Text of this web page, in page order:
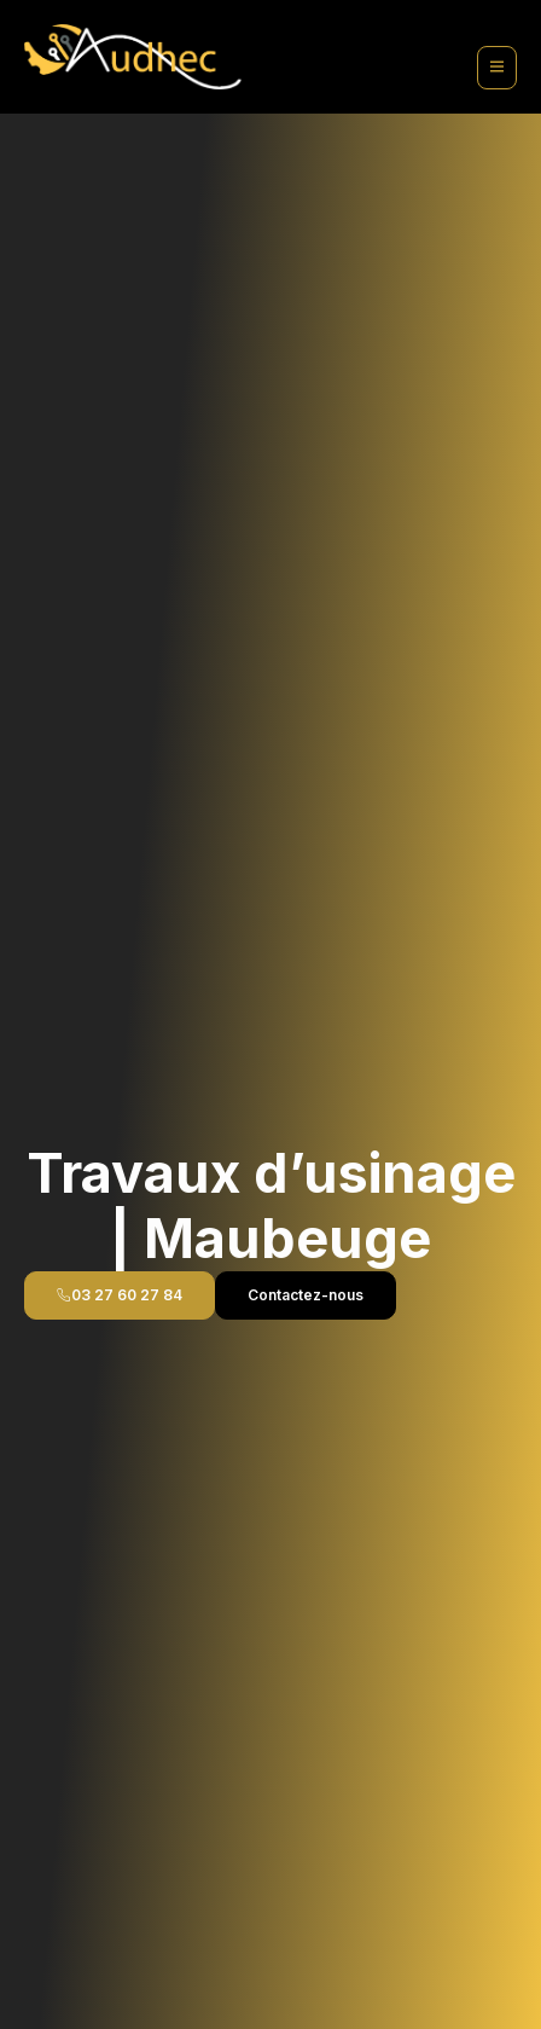
principal
Travaux d’usinage
| Maubeuge
03 27 60 27 84 Contactez-nous